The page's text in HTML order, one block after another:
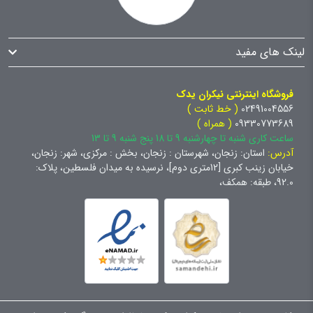
لینک های مفید
فروشگاه اینترنتی نیکران یدک
02491004556 ( خط ثابت )
09330773689 ( همراه )
ساعت کاری شنبه تا چهارشنبه 9 تا 18 پنج شنبه 9 تا 13
آدرس: استان: زنجان، شهرستان : زنجان، بخش : مرکزی، شهر: زنجان،
خیابان زینب کبری [12متری دوم]، نرسیده به میدان فلسطین، پلاک:
92.0، طبقه: همکف،